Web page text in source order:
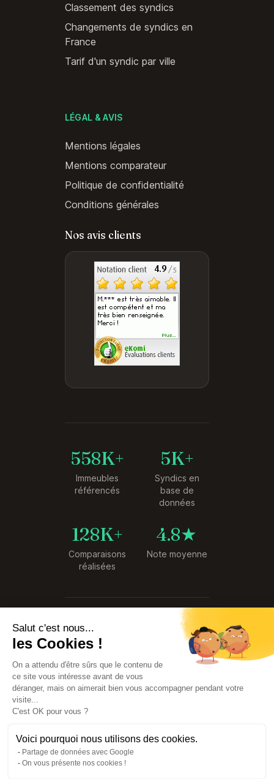
Salut c'est nous...
les Cookies !
On a attendu d'être sûrs que le contenu de
ce site vous intéresse avant de vous
déranger, mais on aimerait bien vous accompagner pendant votre
visite...
C'est OK pour vous ?
Voici pourquoi nous utilisons des cookies.
Partage de données avec Google
On vous présente nos cookies !
Classement des syndics
Changements de syndics en
France
Tarif d'un syndic par ville
LÉGAL & AVIS
Mentions légales
Mentions comparateur
Politique de confidentialité
Conditions générales
Nos avis clients
558K+
Immeubles
référencés
5K+
Syndics en
base de
données
128K+
Comparaisons
réalisées
4.8★
Note moyenne
© 2026 SyndiCompare. Tous droits
Premier comparateur de tarifs de
Service
gratuit
sécurisées